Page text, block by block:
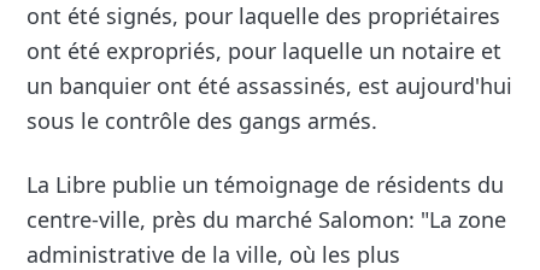
ont été signés, pour laquelle des propriétaires
ont été expropriés, pour laquelle un notaire et
un banquier ont été assassinés, est aujourd'hui
sous le contrôle des gangs armés.
La Libre publie un témoignage de résidents du
centre-ville, près du marché Salomon: "La zone
administrative de la ville, où les plus